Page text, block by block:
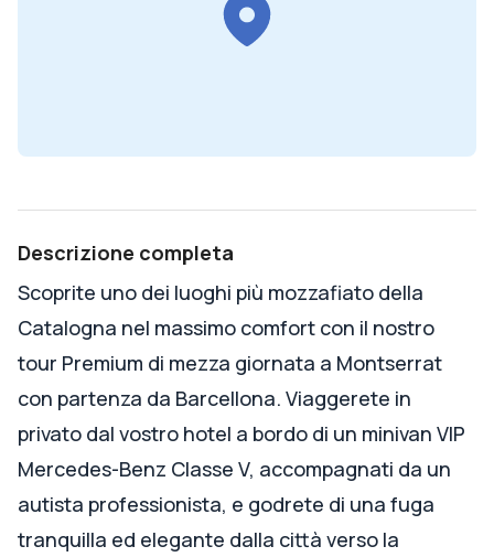
Descrizione completa
Scoprite uno dei luoghi più mozzafiato della
Catalogna nel massimo comfort con il nostro
tour Premium di mezza giornata a Montserrat
con partenza da Barcellona. Viaggerete in
privato dal vostro hotel a bordo di un minivan VIP
Mercedes-Benz Classe V, accompagnati da un
autista professionista, e godrete di una fuga
tranquilla ed elegante dalla città verso la